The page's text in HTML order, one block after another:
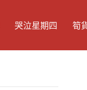
哭泣星期四 筍